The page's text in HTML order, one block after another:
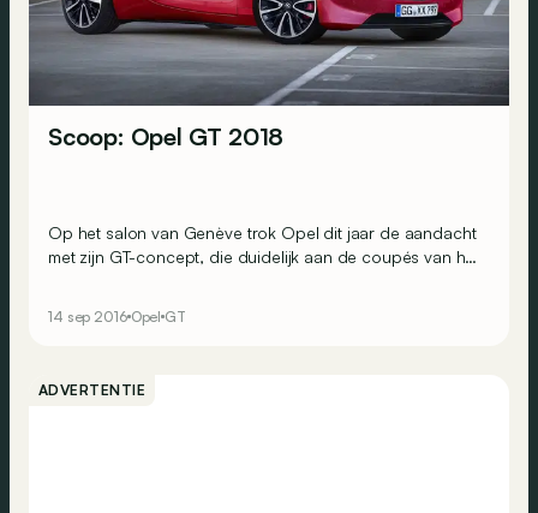
Scoop: Opel GT 2018
Op het salon van Genève trok Opel dit jaar de aandacht
met zijn GT-concept, die duidelijk aan de coupés van het
14 sep 2016 Opel GT
ADVERTENTIE